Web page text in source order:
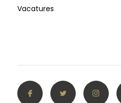
Vacatures